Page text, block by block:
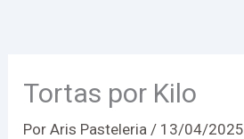
Tortas por Kilo
PorAris Pasteleria / 13/04/2025